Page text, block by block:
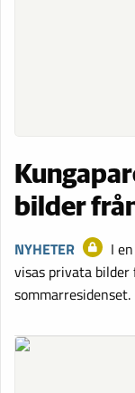
bilder
NYHETER
I
visas privata
sommarresidenset.